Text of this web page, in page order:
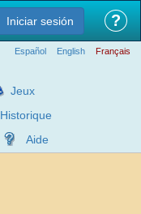
Iniciar sesión ?
Español English Français
Jeux
Historique
Aide